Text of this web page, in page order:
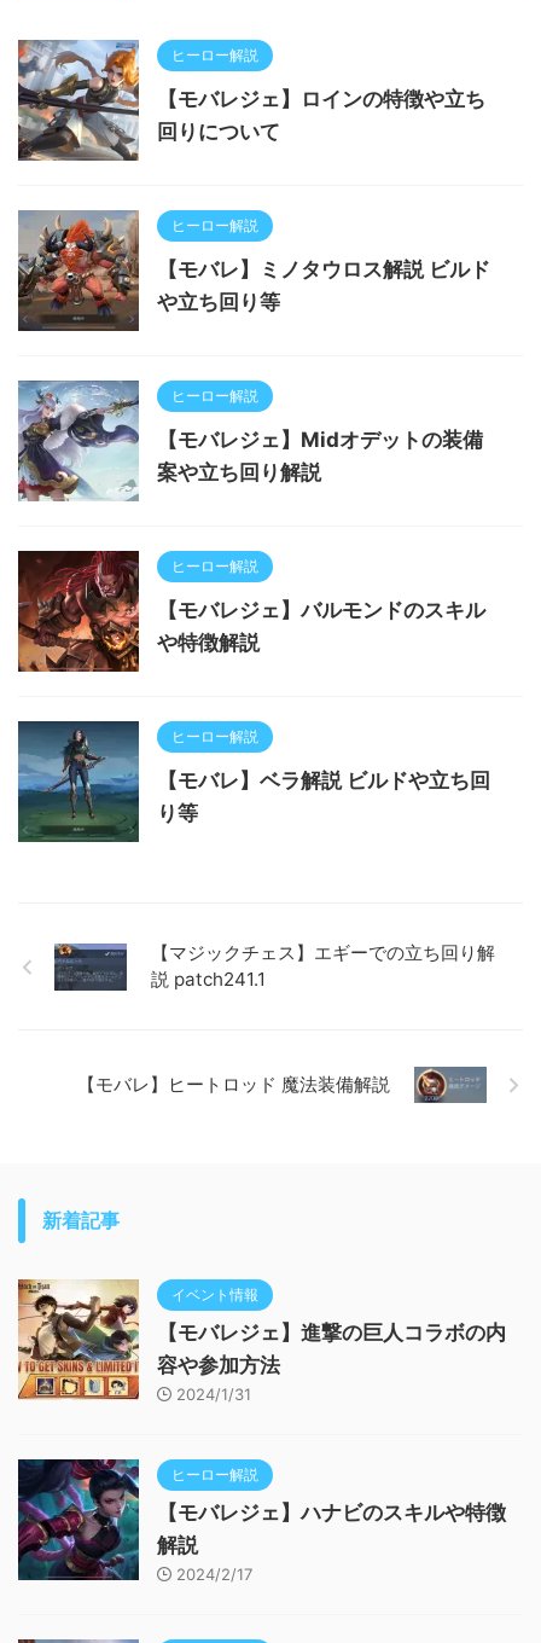
ヒーロー解説
【モバレジェ】ロインの特徴や立ち
回りについて
ヒーロー解説
【モバレ】ミノタウロス解説 ビルド
や立ち回り等
ヒーロー解説
【モバレジェ】Midオデットの装備
案や立ち回り解説
ヒーロー解説
【モバレジェ】バルモンドのスキル
や特徴解説
ヒーロー解説
【モバレ】ベラ解説 ビルドや立ち回
り等
【マジックチェス】エギーでの立ち回り解
説 patch241.1
【モバレ】ヒートロッド 魔法装備解説
新着記事
イベント情報
【モバレジェ】進撃の巨人コラボの内
容や参加方法
2024/1/31
ヒーロー解説
【モバレジェ】ハナビのスキルや特徴
解説
2024/2/17